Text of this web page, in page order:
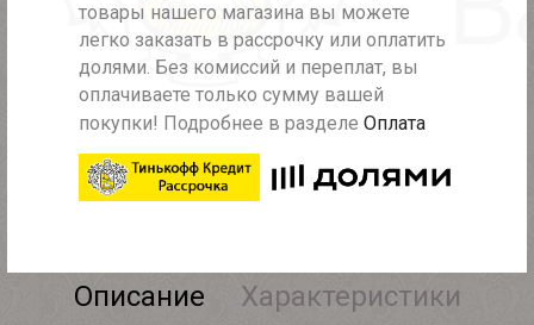
товары нашего магазина вы можете
легко заказать в рассрочку или оплатить
долями. Без комиссий и переплат, вы
оплачиваете только сумму вашей
покупки! Подробнее в разделе Оплата
ДОСТАВКА ПО РОССИИ
При полной предоплате (при заказе более 2000 рублей) -
бесплатно
При полной предоплате (при заказе менее 2000 рублей) -
250 рублей
Частичная предоплата - 450 рублей
Описание Характеристики